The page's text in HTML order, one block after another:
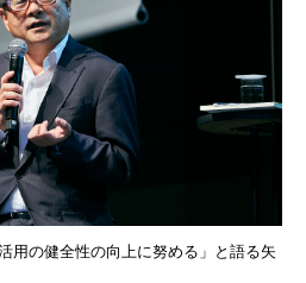
用の健全性の向上に努める」と語る矢